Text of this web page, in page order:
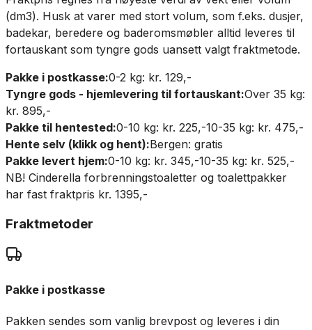
(dm3). Husk at varer med stort volum, som f.eks. dusjer,
badekar, beredere og baderomsmøbler alltid leveres til
fortauskant som tyngre gods uansett valgt fraktmetode.
Pakke i postkasse:0-2 kg: kr. 129,-
Tyngre gods - hjemlevering til fortauskant:Over 35 kg:
kr. 895,-
Pakke til hentested:0-10 kg: kr. 225,-10-35 kg: kr. 475,-
Hente selv (klikk og hent):Bergen: gratis
Pakke levert hjem:0-10 kg: kr. 345,-10-35 kg: kr. 525,-
NB! Cinderella forbrenningstoaletter og toalettpakker
har fast fraktpris kr. 1395,-
Fraktmetoder
Pakke i postkasse
Pakken sendes som vanlig brevpost og leveres i din